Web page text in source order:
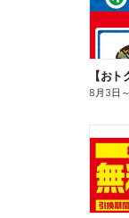
8月3日 ～